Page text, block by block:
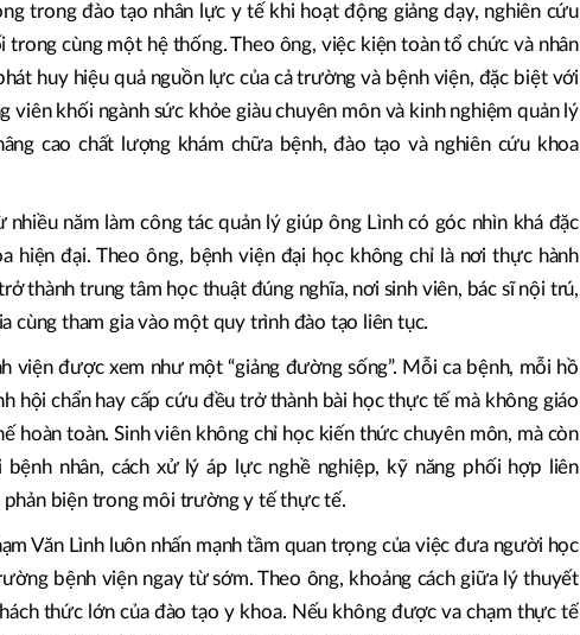
trong đào tạo nhân lực y tế khi hoạt động giảng dạy, nghiên cứu
cùng một hệ thống. Theo ông, việc kiện toàn tổ chức và nhân
huy hiệu quả nguồn lực của cả trường và bệnh viện, đặc biệt với
viên khối ngành sức khỏe giàu chuyên môn và kinh nghiệm quản lý
cao chất lượng khám chữa bệnh, đào tạo và nghiên cứu khoa
nhiều năm làm công tác quản lý giúp ông Lình có góc nhìn khá đặc
hiện đại. Theo ông, bệnh viện đại học không chỉ là nơi thực hành
thành trung tâm học thuật đúng nghĩa, nơi sinh viên, bác sĩ nội trú,
cùng tham gia vào một quy trình đào tạo liên tục.
viện được xem như một “giảng đường sống”. Mỗi ca bệnh, mỗi hồ
hội chẩn hay cấp cứu đều trở thành bài học thực tế mà không giáo
hoàn toàn. Sinh viên không chỉ học kiến thức chuyên môn, mà còn
bệnh nhân, cách xử lý áp lực nghề nghiệp, kỹ năng phối hợp liên
biện trong môi trường y tế thực tế.
Văn Lình luôn nhấn mạnh tầm quan trọng của việc đưa người học
bệnh viện ngay từ sớm. Theo ông, khoảng cách giữa lý thuyết
thức lớn của đào tạo y khoa. Nếu không được va chạm thực tế